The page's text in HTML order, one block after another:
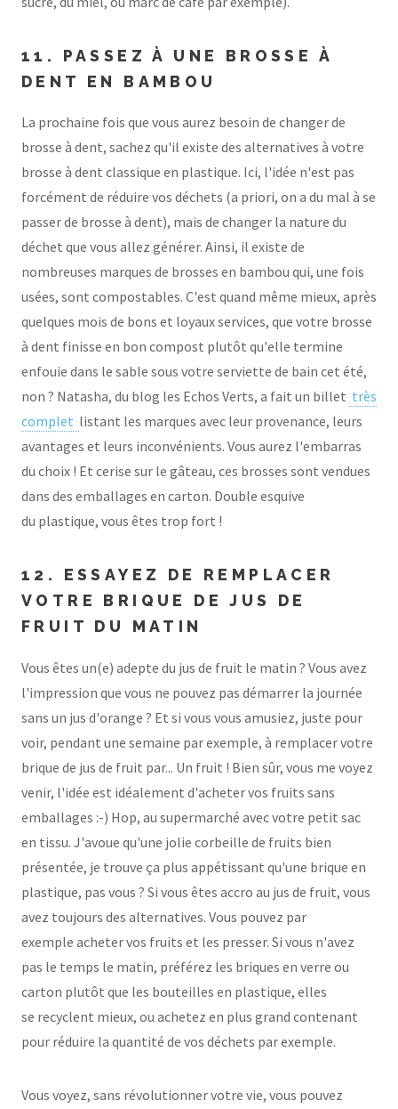
11. PASSEZ À UNE BROSSE À
DENT EN BAMBOU
La prochaine fois que vous aurez besoin de changer de
brosse à dent, sachez qu'il existe des alternatives à votre
brosse à dent classique en plastique. Ici, l'idée n'est pas
forcément de réduire vos déchets (a priori, on a du mal à se
passer de brosse à dent), mais de changer la nature du
déchet que vous allez générer. Ainsi, il existe de
nombreuses marques de brosses en bambou qui, une fois
usées, sont compostables. C'est quand même mieux, après
quelques mois de bons et loyaux services, que votre brosse
à dent finisse en bon compost plutôt qu'elle termine
enfouie dans le sable sous votre serviette de bain cet été,
non ? Natasha, du blog les Echos Verts, a fait un billet très
complet listant les marques avec leur provenance, leurs
avantages et leurs inconvénients. Vous aurez l'embarras
du choix ! Et cerise sur le gâteau, ces brosses sont vendues
dans des emballages en carton. Double esquive
du plastique, vous êtes trop fort !
12. ESSAYEZ DE REMPLACER
VOTRE BRIQUE DE JUS DE
FRUIT DU MATIN
Vous êtes un(e) adepte du jus de fruit le matin ? Vous avez
l'impression que vous ne pouvez pas démarrer la journée
sans un jus d'orange ? Et si vous vous amusiez, juste pour
voir, pendant une semaine par exemple, à remplacer votre
brique de jus de fruit par... Un fruit ! Bien sûr, vous me voyez
venir, l'idée est idéalement d'acheter vos fruits sans
emballages :-) Hop, au supermarché avec votre petit sac
en tissu. J'avoue qu'une jolie corbeille de fruits bien
présentée, je trouve ça plus appétissant qu'une brique en
plastique, pas vous ? Si vous êtes accro au jus de fruit, vous
avez toujours des alternatives. Vous pouvez par
exemple acheter vos fruits et les presser. Si vous n'avez
pas le temps le matin, préférez les briques en verre ou
carton plutôt que les bouteilles en plastique, elles
se recyclent mieux, ou achetez en plus grand contenant
pour réduire la quantité de vos déchets par exemple.
Vous voyez, sans révolutionner votre vie, vous pouvez